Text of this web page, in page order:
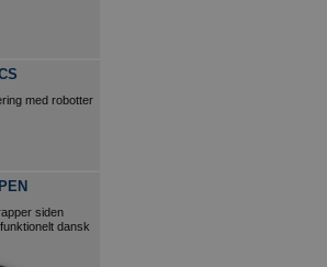
med robotter
siden
dansk